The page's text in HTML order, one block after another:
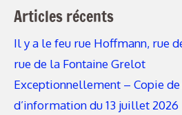
Articles récents
Il y a le feu rue Hoffmann, rue
rue de la Fontaine Grelot
Exceptionnellement – Copie
d’information du 13 juillet 2026